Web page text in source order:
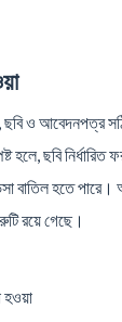
ও আবেদনপত্র
ছবি নির্ধারিত
বাতিল হতে
রয়ে গেছে।
হওয়া